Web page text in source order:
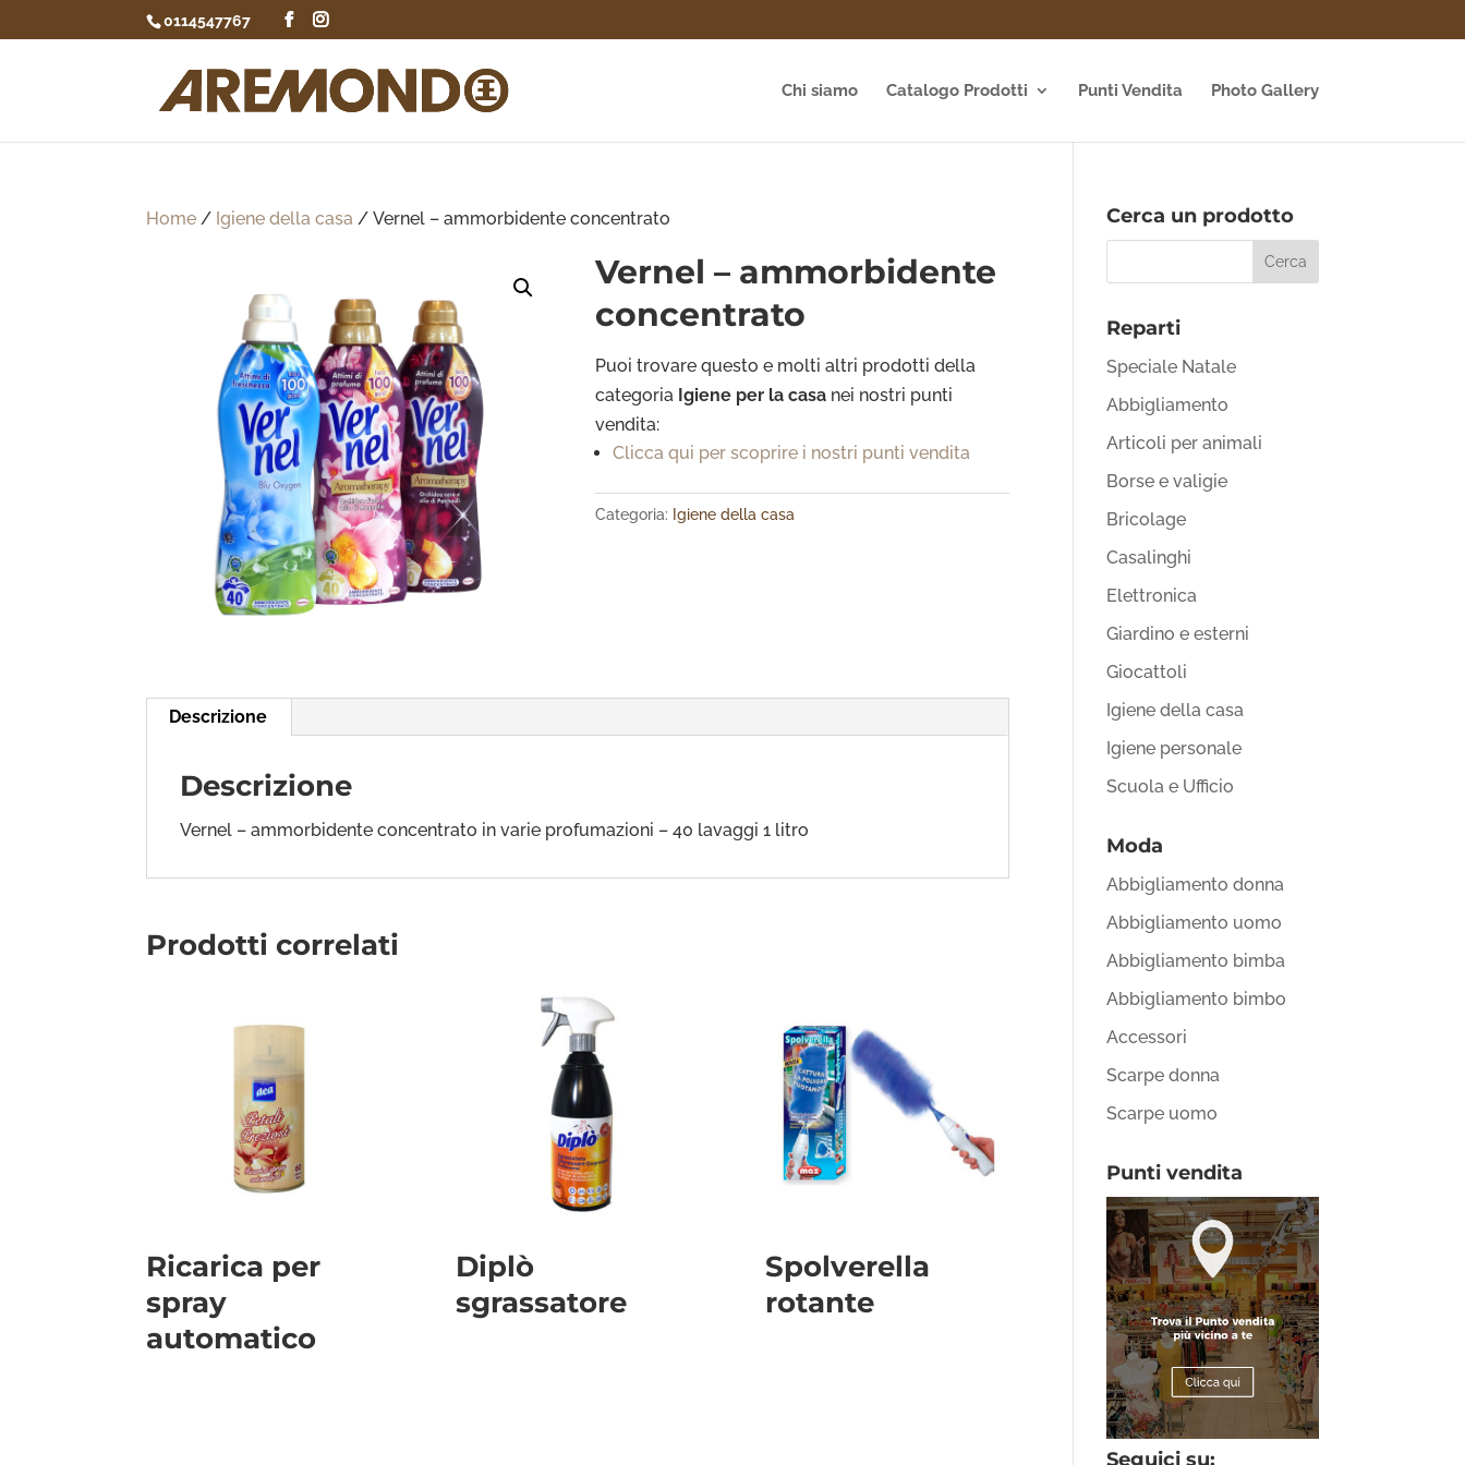
0114547767
Chi siamo Catalogo Prodotti Punti Vendita Photo Gallery
Home / Igiene della casa / Vernel – ammorbidente concentrato
Vernel – ammorbidente
concentrato
Puoi trovare questo e molti altri prodotti della
categoria Igiene per la casa nei nostri punti
vendita:
Clicca qui per scoprire i nostri punti vendita
Categoria: Igiene della casa
Descrizione
Descrizione
Vernel – ammorbidente concentrato in varie profumazioni – 40 lavaggi 1 litro
Prodotti correlati
Ricarica per
spray
automatico
Diplò
sgrassatore
Spolverella
rotante
Cerca un prodotto
Reparti
Speciale Natale
Abbigliamento
Articoli per animali
Borse e valigie
Bricolage
Casalinghi
Elettronica
Giardino e esterni
Giocattoli
Igiene della casa
Igiene personale
Scuola e Ufficio
Moda
Abbigliamento donna
Abbigliamento uomo
Abbigliamento bimba
Abbigliamento bimbo
Accessori
Scarpe donna
Scarpe uomo
Punti vendita
Seguici su: